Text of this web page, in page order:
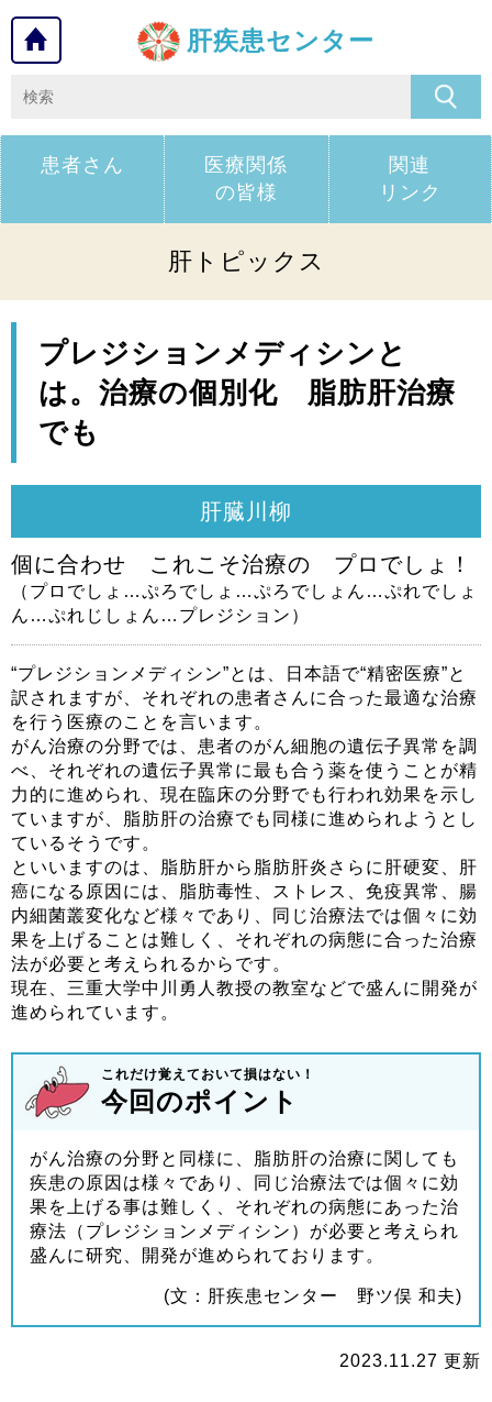
肝疾患センター
患者さん
医療関係
の皆様
関連
リンク
肝トピックス
プレジションメディシンと
は。治療の個別化 脂肪肝治療
でも
肝臓川柳
個に合わせ これこそ治療の プロでしょ！
（プロでしょ…ぷろでしょ…ぷろでしょん…ぷれでしょ
ん…ぷれじしょん…プレジション）
“プレジションメディシン”とは、日本語で“精密医療”と
訳されますが、それぞれの患者さんに合った最適な治療
を行う医療のことを言います。
がん治療の分野では、患者のがん細胞の遺伝子異常を調
べ、それぞれの遺伝子異常に最も合う薬を使うことが精
力的に進められ、現在臨床の分野でも行われ効果を示し
ていますが、脂肪肝の治療でも同様に進められようとし
ているそうです。
といいますのは、脂肪肝から脂肪肝炎さらに肝硬変、肝
癌になる原因には、脂肪毒性、ストレス、免疫異常、腸
内細菌叢変化など様々であり、同じ治療法では個々に効
果を上げることは難しく、それぞれの病態に合った治療
法が必要と考えられるからです。
現在、三重大学中川勇人教授の教室などで盛んに開発が
進められています。
これだけ覚えておいて損はない！
今回のポイント
がん治療の分野と同様に、脂肪肝の治療に関しても
疾患の原因は様々であり、同じ治療法では個々に効
果を上げる事は難しく、それぞれの病態にあった治
療法（プレジションメディシン）が必要と考えられ
盛んに研究、開発が進められております。
(文：肝疾患センター 野ツ俣 和夫)
2023.11.27 更新